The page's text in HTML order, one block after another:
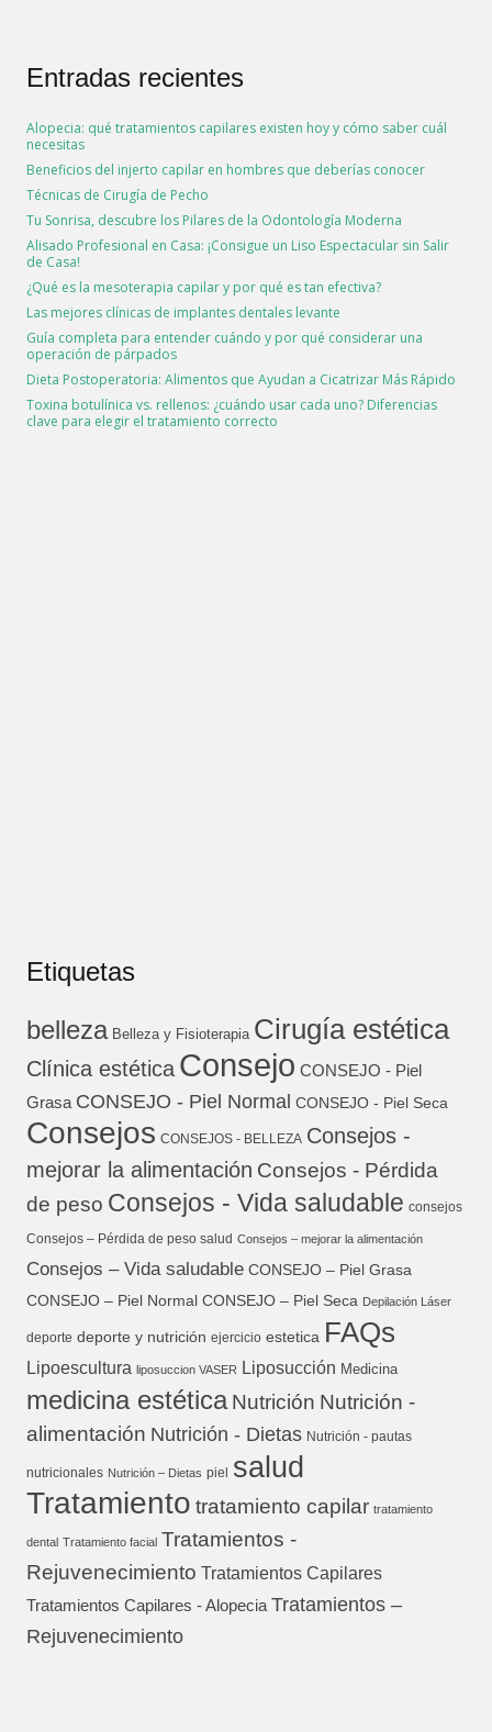
Entradas recientes
Alopecia: qué tratamientos capilares existen hoy y cómo saber cuál
necesitas
Beneficios del injerto capilar en hombres que deberías conocer
Técnicas de Cirugía de Pecho
Tu Sonrisa, descubre los Pilares de la Odontología Moderna
Alisado Profesional en Casa: ¡Consigue un Liso Espectacular sin Salir
de Casa!
¿Qué es la mesoterapia capilar y por qué es tan efectiva?
Las mejores clínicas de implantes dentales levante
Guía completa para entender cuándo y por qué considerar una
operación de párpados
Dieta Postoperatoria: Alimentos que Ayudan a Cicatrizar Más Rápido
Toxina botulínica vs. rellenos: ¿cuándo usar cada uno? Diferencias
clave para elegir el tratamiento correcto
Etiquetas
belleza Belleza y Fisioterapia Cirugía estética
Clínica estética Consejo CONSEJO - Piel
Grasa CONSEJO - Piel Normal CONSEJO - Piel Seca
Consejos CONSEJOS - BELLEZA Consejos -
mejorar la alimentación Consejos - Pérdida
de peso Consejos - Vida saludable consejos
Consejos – Pérdida de peso salud Consejos – mejorar la alimentación
Consejos – Vida saludable CONSEJO – Piel Grasa
CONSEJO – Piel Normal CONSEJO – Piel Seca Depilación Láser
deporte deporte y nutrición ejercicio estetica FAQs
Lipoescultura liposuccion VASER Liposucción Medicina
medicina estética Nutrición Nutrición -
alimentación Nutrición - Dietas Nutrición - pautas
nutricionales Nutrición – Dietas piel salud
Tratamiento tratamiento capilar tratamiento
dental Tratamiento facial Tratamientos -
Rejuvenecimiento Tratamientos Capilares
Tratamientos Capilares - Alopecia Tratamientos –
Rejuvenecimiento